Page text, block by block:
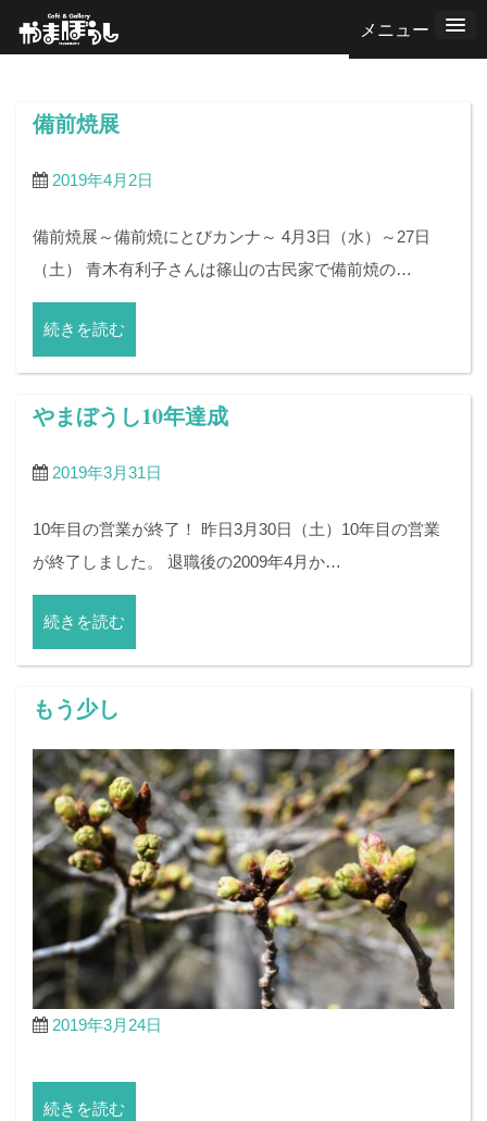
備前焼展
2019年4月2日
備前焼展～備前焼にとびカンナ～ 4月3日（水）～27日
（土） 青木有利子さんは篠山の古民家で備前焼の…
続きを読む
やまぼうし10年達成
2019年3月31日
10年目の営業が終了！ 昨日3月30日（土）10年目の営業
が終了しました。 退職後の2009年4月か…
続きを読む
もう少し
2019年3月24日
続きを読む